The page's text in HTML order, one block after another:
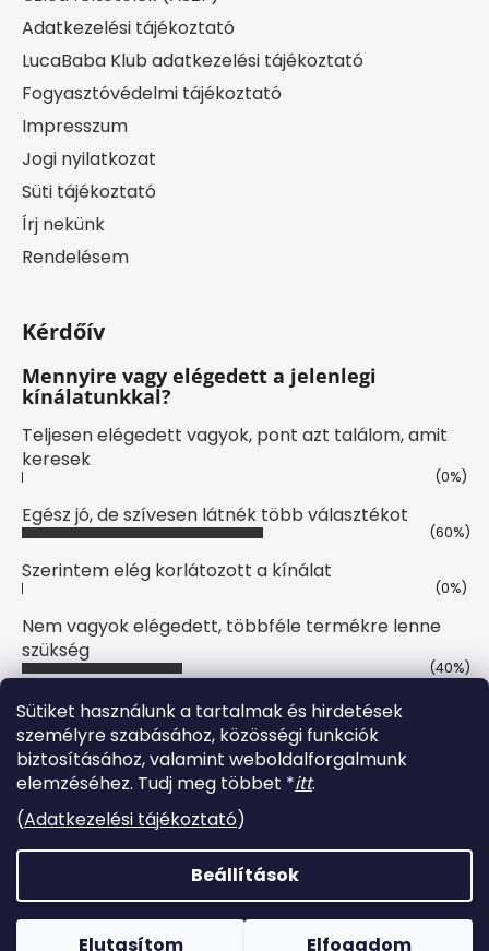
Sütiket használunk a tartalmak és hirdetések
személyre szabásához, közösségi funkciók
biztosításához, valamint weboldalforgalmunk
elemzéséhez. Tudj meg többet *itt.
(Adatkezelési tájékoztató)
Beállítások
Elutasítom Elfogadom
Adatkezelési tájékoztató
LucaBaba Klub adatkezelési tájékoztató
Fogyasztóvédelmi tájékoztató
Impresszum
Jogi nyilatkozat
Süti tájékoztató
Írj nekünk
Rendelésem
Kérdőív
Mennyire vagy elégedett a jelenlegi
kínálatunkkal?
Teljesen elégedett vagyok, pont azt találom, amit
keresek
(0%)
Egész jó, de szívesen látnék több választékot
(60%)
Szerintem elég korlátozott a kínálat
(0%)
Nem vagyok elégedett, többféle termékre lenne
szükség
(40%)
Szavazatok száma:10
Online fizetési lehetőséget biztosítunk
Shoptet készítette